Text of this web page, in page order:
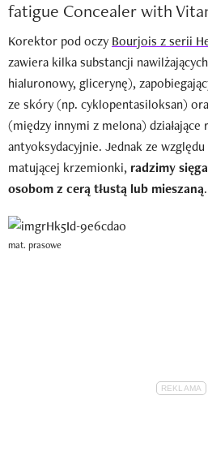
fatigue Concealer with
Korektor pod oczy Bourjois z serii
zawiera kilka substancji
hialuronowy, glicerynę),
ze skóry (np. cyklopentasiloksan)
(między innymi z melona) działające
antyoksydacyjnie. Jednak ze
matującej krzemionki, radzimy
osobom z cerą tłustą lub mieszaną.
mat. prasowe